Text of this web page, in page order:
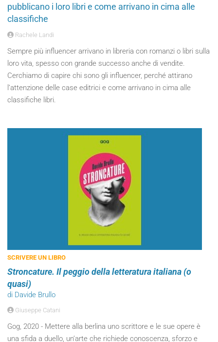
pubblicano i loro libri e come arrivano in cima alle
classifiche
Rachele Landi
Sempre più influencer arrivano in libreria con romanzi o libri sulla
loro vita, spesso con grande successo anche di vendite.
Cerchiamo di capire chi sono gli influencer, perché attirano
l’attenzione delle case editrici e come arrivano in cima alle
classifiche libri.
SCRIVERE UN LIBRO
Stroncature. Il peggio della letteratura italiana (o
quasi)
di Davide Brullo
Giuseppe Catani
Gog, 2020 - Mettere alla berlina uno scrittore e le sue opere è
una sfida a duello, un’arte che richiede conoscenza, sforzo e